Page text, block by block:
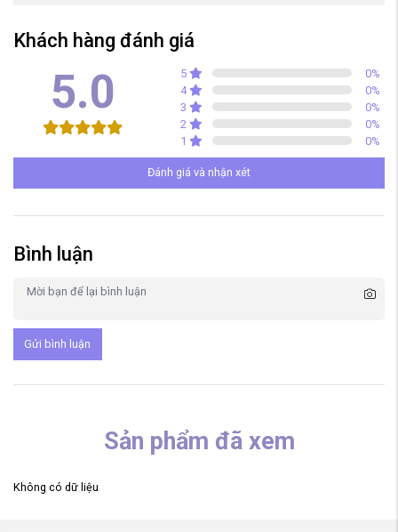
Khách hàng đánh giá
5.0 5 0%
4
0%
3
0%
2
0%
1
0%
Đánh giá và nhận xét
Bình luận
Gửi bình luận
Sản phẩm đã xem
Không có dữ liệu